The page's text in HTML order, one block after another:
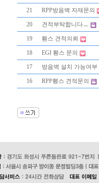
21 RPP방음벽 자재문의
20 견적부탁합니다ㅡ
19 휀스 견적의뢰
18 EGI 휀스 문의
17 방음벽 설치 가능여
16 RPP휀스 견적문의